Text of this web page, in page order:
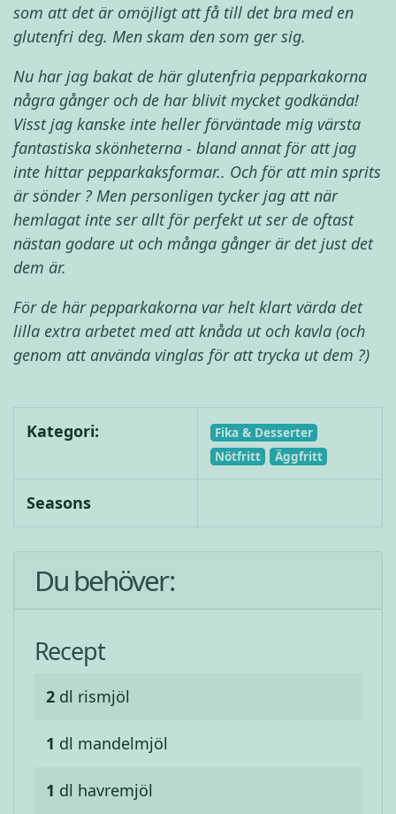
som att det är omöjligt att få till det bra med en
glutenfri deg. Men skam den som ger sig.
Nu har jag bakat de här glutenfria pepparkakorna
några gånger och de har blivit mycket godkända!
Visst jag kanske inte heller förväntade mig värsta
fantastiska skönheterna - bland annat för att jag
inte hittar pepparkaksformar.. Och för att min sprits
är sönder ? Men personligen tycker jag att när
hemlagat inte ser allt för perfekt ut ser de oftast
nästan godare ut och många gånger är det just det
dem är.
För de här pepparkakorna var helt klart värda det
lilla extra arbetet med att knåda ut och kavla (och
genom att använda vinglas för att trycka ut dem ?)
Kategori:
Fika & Desserter
Nötfritt
Äggfritt
Seasons
Du behöver:
Recept
2 dl rismjöl
1 dl mandelmjöl
1 dl havremjöl